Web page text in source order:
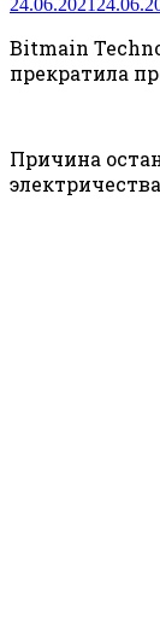
Bitmain
прекратила
Причина